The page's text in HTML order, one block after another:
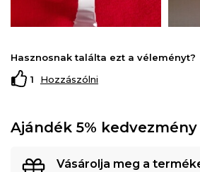
Hasznosnak találta ezt a véleményt?
1
Hozzászólni
Ajándék 5% kedvezmény
Vásárolja meg a